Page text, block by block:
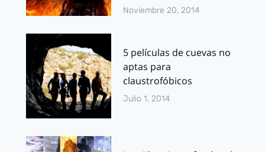
Noviembre 20, 2014
5 películas de cuevas no
aptas para
claustrofóbicos
Julio 1, 2014